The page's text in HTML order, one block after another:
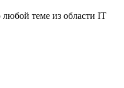
теме из области IT